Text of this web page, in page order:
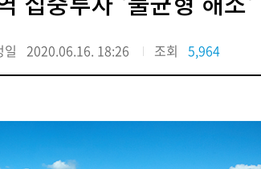
일 2020.06.16. 18:26 조회 5,964